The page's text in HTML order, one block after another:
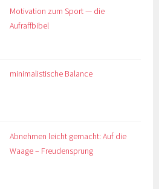
Motivation zum Sport — die
Aufraffbibel
minimalistische Balance
Abnehmen leicht gemacht: Auf die
Waage – Freudensprung